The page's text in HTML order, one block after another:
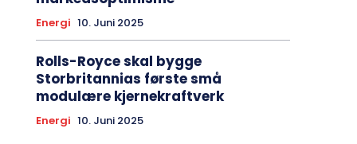
Energi 10. Juni 2025
Rolls-Royce skal bygge
Storbritannias første små
modulære kjernekraftverk
Energi 10. Juni 2025